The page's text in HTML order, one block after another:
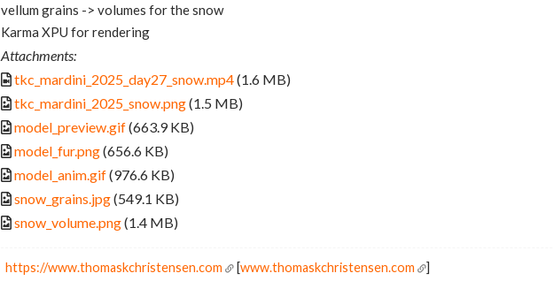
vellum grains -> volumes for the snow
Karma XPU for rendering
Attachments:
tkc_mardini_2025_day27_snow.mp4(1.6 MB)
tkc_mardini_2025_snow.png(1.5 MB)
model_preview.gif(663.9 KB)
model_fur.png(656.6 KB)
model_anim.gif(976.6 KB)
snow_grains.jpg(549.1 KB)
snow_volume.png(1.4 MB)
https://www.thomaskchristensen.com [www.thomaskchristensen.com ]